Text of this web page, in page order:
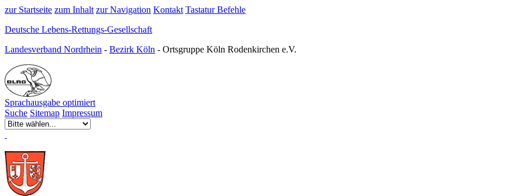
zur Startseite zum Inhalt zur Navigation Kontakt Tastatur Befehle
Deutsche Lebens-Rettungs-Gesellschaft
Landesverband Nordrhein - Bezirk Köln - Ortsgruppe Köln Rodenkirchen e.V.
Sprachausgabe optimiert
Suche Sitemap Impressum